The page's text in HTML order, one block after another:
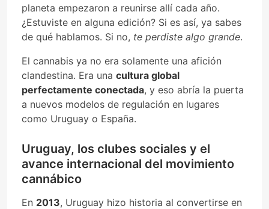
planeta empezaron a reunirse allí cada año.
¿Estuviste en alguna edición? Si es así, ya sabes
de qué hablamos. Si no, te perdiste algo grande.
El cannabis ya no era solamente una afición
clandestina. Era una cultura global
perfectamente conectada, y eso abría la puerta
a nuevos modelos de regulación en lugares
como Uruguay o España.
Uruguay, los clubes sociales y el
avance internacional del movimiento
cannábico
En 2013, Uruguay hizo historia al convertirse en